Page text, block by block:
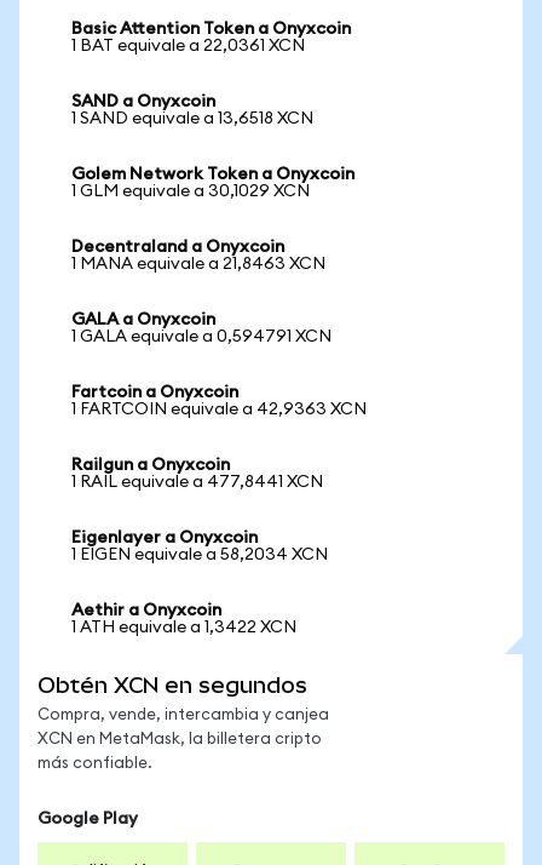
Basic Attention Token a Onyxcoin
1 BAT equivale a 22,0361 XCN
SAND a Onyxcoin
1 SAND equivale a 13,6518 XCN
Golem Network Token a Onyxcoin
1 GLM equivale a 30,1029 XCN
Decentraland a Onyxcoin
1 MANA equivale a 21,8463 XCN
GALA a Onyxcoin
1 GALA equivale a 0,594791 XCN
Fartcoin a Onyxcoin
1 FARTCOIN equivale a 42,9363 XCN
Railgun a Onyxcoin
1 RAIL equivale a 477,8441 XCN
Eigenlayer a Onyxcoin
1 EIGEN equivale a 58,2034 XCN
Aethir a Onyxcoin
1 ATH equivale a 1,3422 XCN
Obtén XCN en segundos
Compra, vende, intercambia y canjea
XCN en MetaMask, la billetera cripto
más confiable.
Google Play